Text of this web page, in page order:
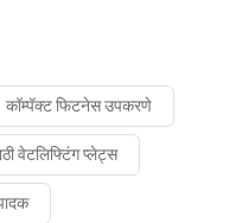
कॉम्पॅक्ट फिटनेस उपकरणे
वेटलिफ्टिंग प्लेट्स